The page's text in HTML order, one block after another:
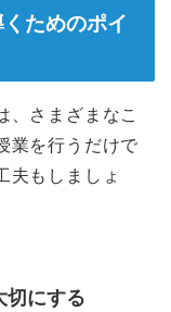
ためのポイ
、さまざまなこ
業を行うだけで
夫もしましょ
切にする